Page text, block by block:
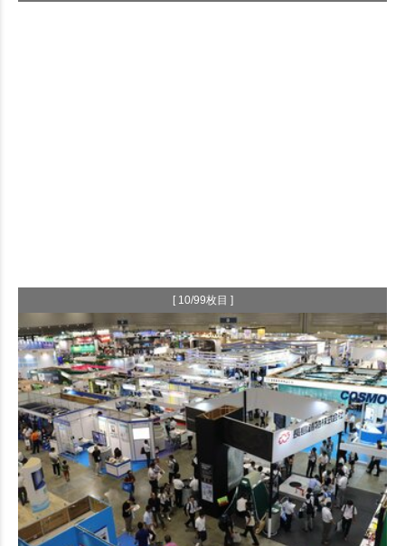
[ 10/99枚目 ]